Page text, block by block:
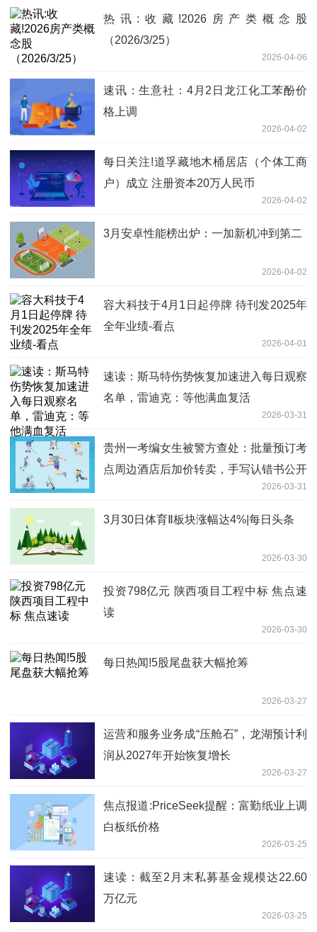
热讯:收藏!2026房产类概念股
（2026/3/25）
2026-04-06
速讯：生意社：4月2日龙江化工苯酚价
格上调
2026-04-02
每日关注!道孚藏地木桶居店（个体工商
户）成立 注册资本20万人民币
2026-04-02
3月安卓性能榜出炉：一加新机冲到第二
2026-04-02
容大科技于4月1日起停牌 待刊发2025年
全年业绩-看点
2026-04-01
速读：斯马特伤势恢复加速进入每日观察
名单，雷迪克：等他满血复活
2026-03-31
贵州一考编女生被警方查处：批量预订考
点周边酒店后加价转卖，手写认错书公开
2026-03-31
3月30日体育Ⅱ板块涨幅达4%|每日头条
2026-03-30
投资798亿元 陕西项目工程中标 焦点速
读
2026-03-30
每日热闻!5股尾盘获大幅抢筹
2026-03-27
运营和服务业务成“压舱石”，龙湖预计利
润从2027年开始恢复增长
2026-03-27
焦点报道:PriceSeek提醒：富勤纸业上调
白板纸价格
2026-03-25
速读：截至2月末私募基金规模达22.60
万亿元
2026-03-25